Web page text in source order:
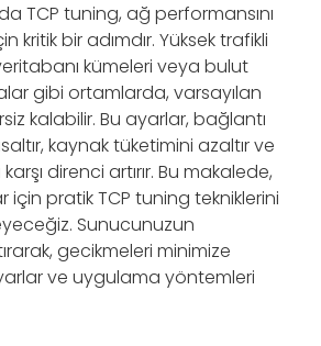
TCP tuning, ağ performansını
kritik bir adımdır. Yüksek trafikli
kümeleri veya bulut
gibi ortamlarda, varsayılan
kalabilir. Bu ayarlar, bağlantı
kaynak tüketimini azaltır ve
karşı direnci artırır. Bu makalede,
için pratik TCP tuning tekniklerini
Sunucunuzun
gecikmeleri minimize
ve uygulama yöntemleri